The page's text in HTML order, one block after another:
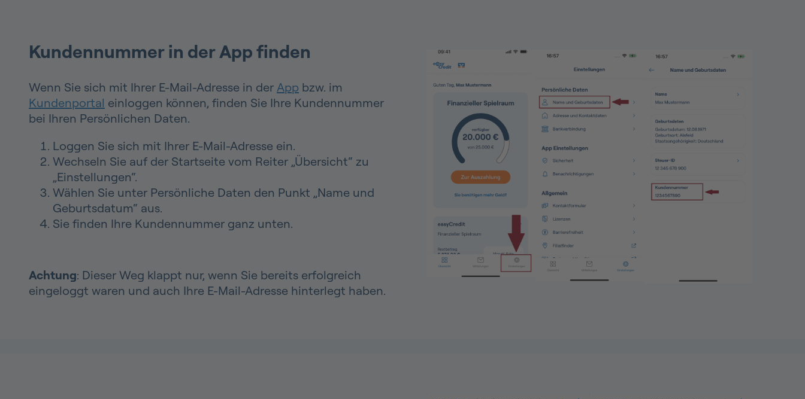
Kundennummer in der App finden
Wenn Sie sich mit Ihrer E-Mail-Adresse in der App bzw. im
Kundenportal einloggen können, finden Sie Ihre Kundennummer
bei Ihren Persönlichen Daten.
Loggen Sie sich mit Ihrer E-Mail-Adresse ein.
Wechseln Sie auf der Startseite vom Reiter „Übersicht“ zu
„Einstellungen“.
Wählen Sie unter Persönliche Daten den Punkt „Name und
Geburtsdatum“ aus.
Sie finden Ihre Kundennummer ganz unten.
Achtung: Dieser Weg klappt nur, wenn Sie bereits erfolgreich
eingeloggt waren und auch Ihre E-Mail-Adresse hinterlegt haben.